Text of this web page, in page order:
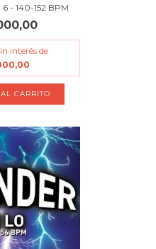
6 - 140-152 BPM
interés de